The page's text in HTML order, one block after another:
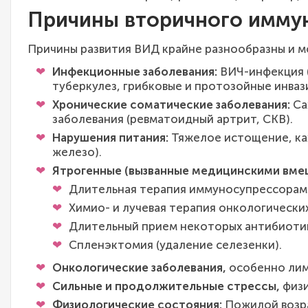
Причины вторичного
Причины развития ВИД крайне разнообразны и
Инфекционные заболевания: ВИЧ-инфекция
туберкулез, грибковые и протозойные
Хронические соматические заболевания:
заболевания (ревматоидный артрит, СКВ).
Нарушения питания: Тяжелое истощение,
железо).
Ятрогенные (вызванные медицинскими
Длительная терапия
Химио- и лучевая терапия
Длительный прием некоторых
Спленэктомия (удаление селезенки).
Онкологические заболевания, особенно
Сильные и продолжительные стрессы,
Физиологические состояния: Пожилой